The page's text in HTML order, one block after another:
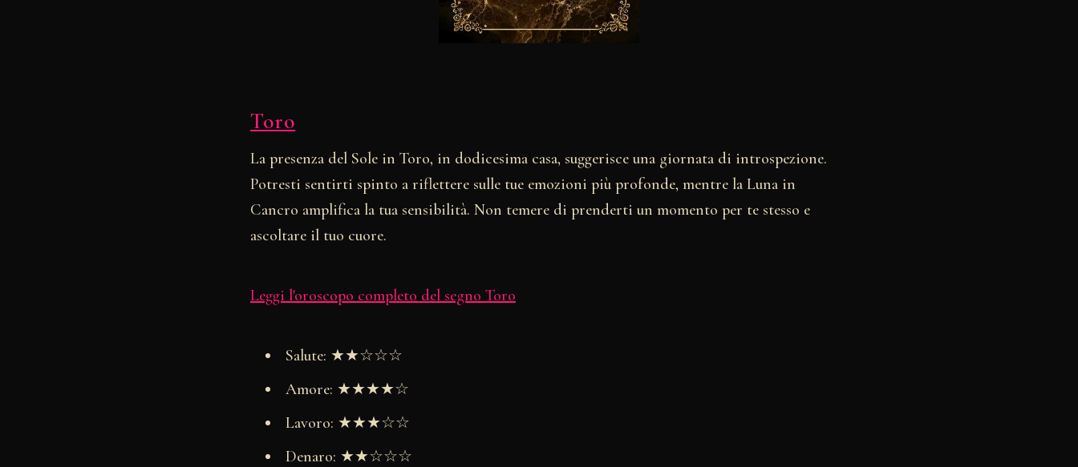
Toro
La presenza del Sole in Toro, in dodicesima casa, suggerisce una giornata di introspezione.
Potresti sentirti spinto a riflettere sulle tue emozioni più profonde, mentre la Luna in
Cancro amplifica la tua sensibilità. Non temere di prenderti un momento per te stesso e
ascoltare il tuo cuore.
Leggi l'oroscopo completo del segno Toro
Salute: ★★☆☆☆
Amore: ★★★★☆
Lavoro: ★★★☆☆
Denaro: ★★☆☆☆